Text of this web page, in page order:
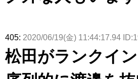
405: 2020/06/19(金) 11:44:17.94
松田がランクイン